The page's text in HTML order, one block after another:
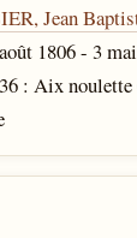
Jean
1806 - 3
: Aix noulette